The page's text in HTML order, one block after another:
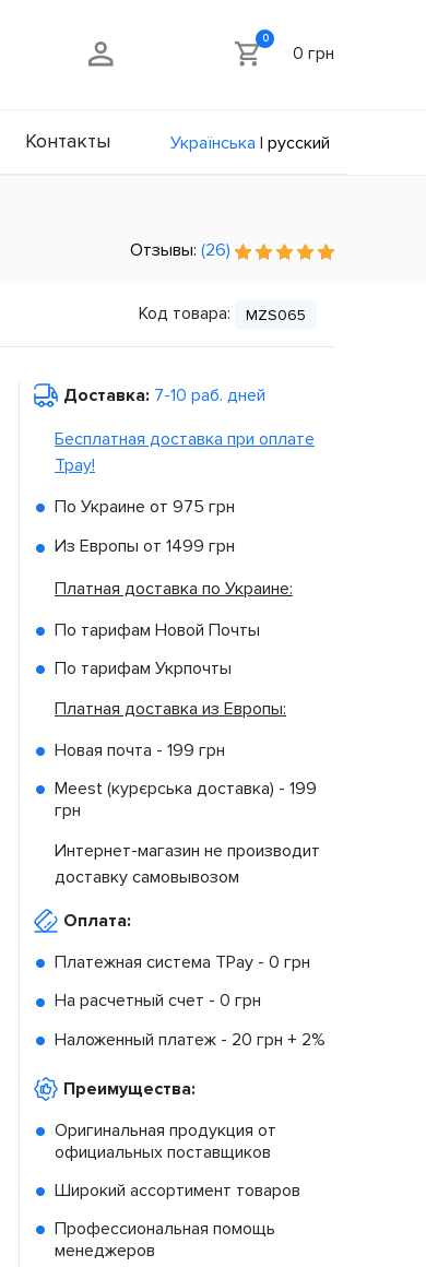
0
0 грн
Контакты Українська | русский
Отзывы: (26)
Код товара: MZS065
Доставка: 7-10 раб. дней
Бесплатная доставка при оплате
Tpay!
По Украине от 975 грн
Из Европы от 1499 грн
Платная доставка по Украине:
По тарифам Новой Почты
По тарифам Укрпочты
Платная доставка из Европы:
Новая почта - 199 грн
Meest (курєрська доставка) - 199
грн
Интернет-магазин не производит
доставку самовывозом
Оплата:
Платежная система TPay - 0 грн
На расчетный счет - 0 грн
Наложенный платеж - 20 грн + 2%
Преимущества:
Оригинальная продукция от
официальных поставщиков
Широкий ассортимент товаров
Профессиональная помощь
менеджеров